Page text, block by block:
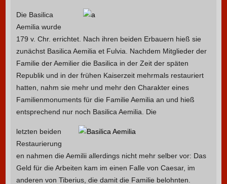
Die Basilica
Aemilia wurde
179 v. Chr. errichtet. Nach ihren beiden Erbauern hieß sie
zunächst Basilica Aemilia et Fulvia. Nachdem Mitglieder der
Familie der Aemilier die Basilica in der Zeit der späten
Republik und in der frühen Kaiserzeit mehrmals restauriert
hatten, nahm sie mehr und mehr den Charakter eines
Familienmonuments für die Familie Aemilia an und hieß
entsprechend nur noch Basilica Aemilia. Die
letzten beiden
Restaurierung
en nahmen die Aemilii allerdings nicht mehr selber vor: Das
Geld für die Arbeiten kam im einen Falle von Caesar, im
anderen von Tiberius, die damit die Familie belohnten.